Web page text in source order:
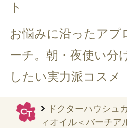
ト
お悩みに沿ったアプ
ーチ。朝・夜使い分
したい実力派コスメ
ドクターハウシュカ
ィオイル＜バーチア